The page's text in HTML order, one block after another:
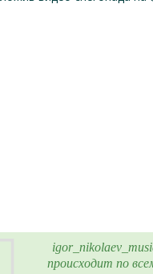
происходит по